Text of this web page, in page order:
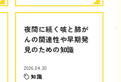
夜間に続く咳と肺が
んの関連性や早期発
見のための知識
2026.04.30
知識